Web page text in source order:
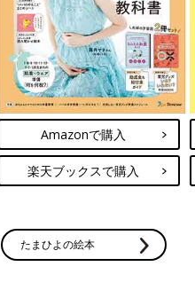
Amazonで購入
楽天ブックスで購入
たまひよの絵本